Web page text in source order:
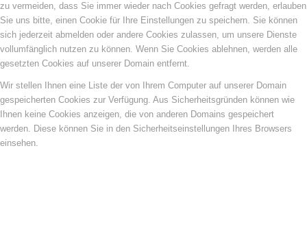
zu vermeiden, dass Sie immer wieder nach Cookies gefragt werden, erlauben
Sie uns bitte, einen Cookie für Ihre Einstellungen zu speichern. Sie können
sich jederzeit abmelden oder andere Cookies zulassen, um unsere Dienste
vollumfänglich nutzen zu können. Wenn Sie Cookies ablehnen, werden alle
gesetzten Cookies auf unserer Domain entfernt.
Wir stellen Ihnen eine Liste der von Ihrem Computer auf unserer Domain
gespeicherten Cookies zur Verfügung. Aus Sicherheitsgründen können wie
Ihnen keine Cookies anzeigen, die von anderen Domains gespeichert
werden. Diese können Sie in den Sicherheitseinstellungen Ihres Browsers
einsehen.